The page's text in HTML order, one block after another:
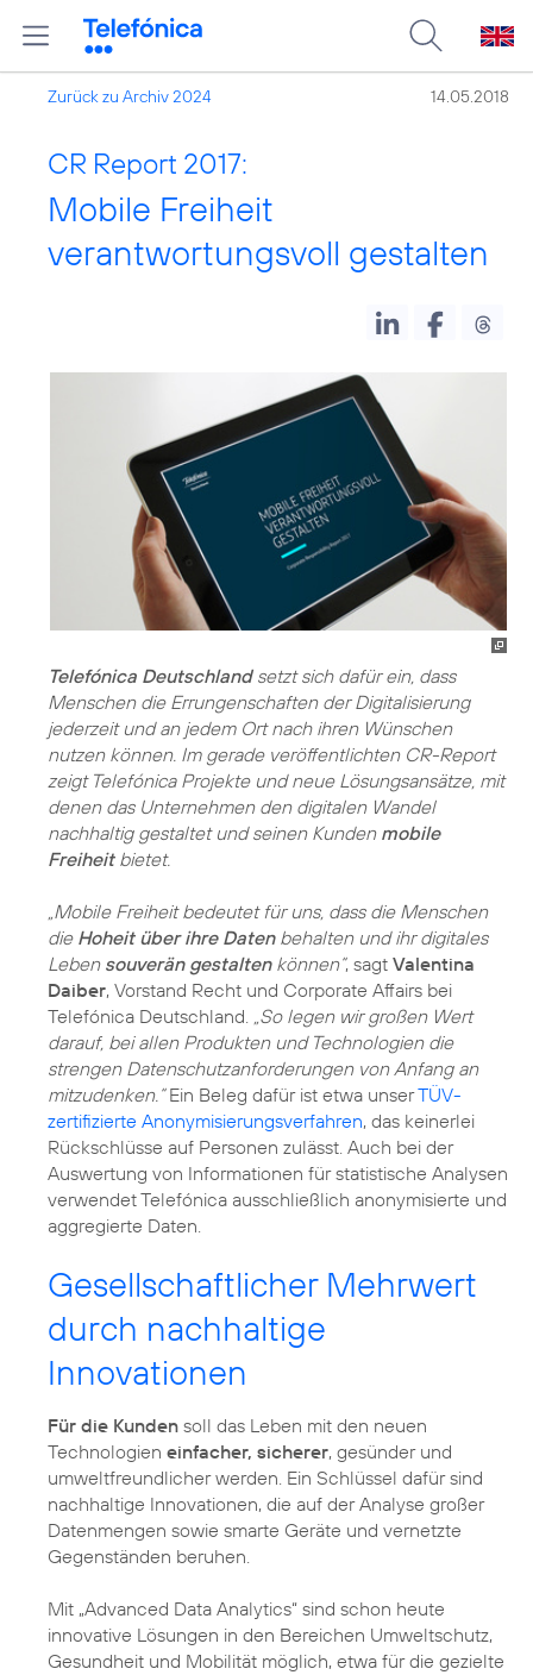
Zurück zu Archiv 2024 14.05.2018
CR Report 2017:
Mobile Freiheit
verantwortungsvoll gestalten
Telefónica Deutschlandsetzt sich dafür ein, dass
Menschen die Errungenschaften der Digitalisierung
jederzeit und an jedem Ort nach ihren Wünschen
nutzen können. Im gerade veröffentlichten CR-Report
zeigt Telefónica Projekte und neue Lösungsansätze, mit
denen das Unternehmen den digitalen Wandel
nachhaltig gestaltet und seinen Kunden mobile
Freiheit bietet.
„Mobile Freiheit bedeutet für uns, dass die Menschen
die Hoheit über ihre Datenbehalten und ihr digitales
Leben souverän gestaltenkönnen“, sagt Valentina
Daiber, Vorstand Recht und Corporate Affairs bei
Telefónica Deutschland.
„So legen wir großen Wert
darauf, bei allen Produkten und Technologien die
strengen Datenschutzanforderungen von Anfang an
mitzudenken.“Ein Beleg dafür ist etwa unserTÜV-
zertifizierte Anonymisierungsverfahren, das keinerlei
Rückschlüsse auf Personen zulässt. Auch bei der
Auswertung von Informationen für statistische Analysen
verwendet Telefónica ausschließlich anonymisierte und
aggregierte Daten.
Gesellschaftlicher Mehrwert
durch nachhaltige
Innovationen
Für die Kunden soll das Leben mit den neuen
Technologien einfacher, sicherer, gesünder und
umweltfreundlicher werden. Ein Schlüssel dafür sind
nachhaltige Innovationen, die auf der Analyse großer
Datenmengen sowie smarte Geräte und vernetzte
Gegenständen beruhen.
Mit „Advanced Data Analytics“ sind schon heute
innovative Lösungen in den Bereichen Umweltschutz,
Gesundheit und Mobilität möglich, etwa für die gezielte